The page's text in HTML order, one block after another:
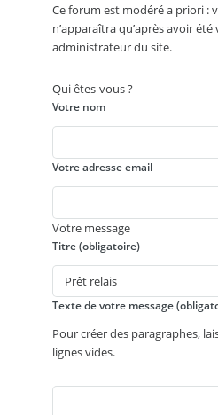
Ce forum est modéré a priori :
n’apparaîtra qu’après avoir
administrateur du site.
Qui êtes-vous ?
Votre nom
Votre adresse email
Votre message
Titre (obligatoire)
Texte de votre message
Pour créer des paragraphes,
lignes vides.